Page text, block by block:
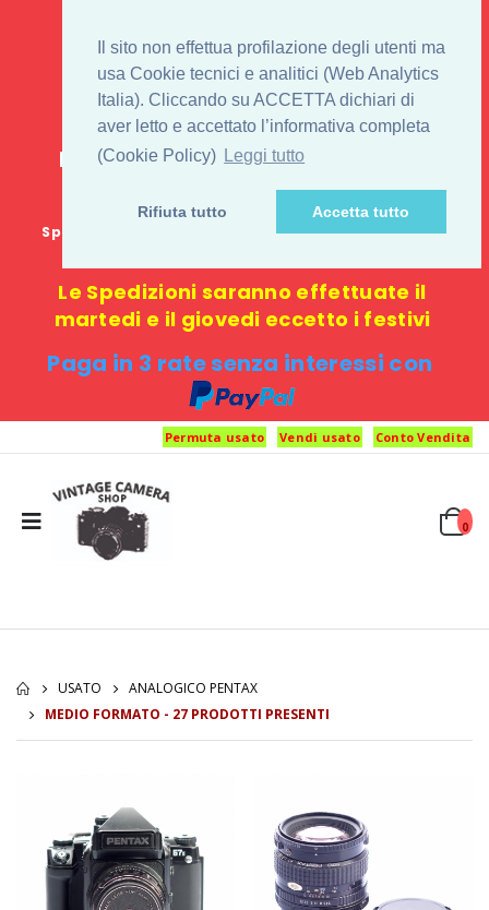
Il sito non effettua profilazione degli utenti ma
usa Cookie tecnici e analitici (Web Analytics
Italia). Cliccando su ACCETTA dichiari di
aver letto e accettato l’informativa completa
(Cookie Policy) Leggi tutto
Rifiuta tutto Accetta tutto
IL 1° STORE ON LINE
PENTAX USATO E
NUOVO
E-commerce 100% online: nessun
negozio fisico o punto di ritiro
Spedizione GRATUITA in Italia con spesa minima di
Le Spedizioni saranno effettuate il
martedi e il giovedi eccetto i festivi
Paga in 3 rate senza interessi con
Permuta usato Vendi usato Conto Vendita
0
USATO
ANALOGICO PENTAX
MEDIO FORMATO - 27 PRODOTTI PRESENTI